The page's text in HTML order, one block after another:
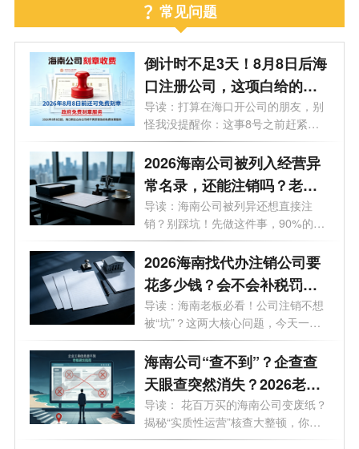
常见问题
倒计时不足3天！8月8日后海
口注册公司，这项白给的福
利永远没了
导读：打算在海口开公司的朋友，别
怪我没提醒你：这事8号之前赶紧
办！倒...
2026海南公司被列入经营异
常名录，还能注销吗？老板
必看的自救指南！
导读：海南公司被列异还想直接注
销？别踩坑！先做这件事，90%的老
板都不知...
2026海南找代办注销公司要
花多少钱？会不会补税罚
款？海南最新注销避坑指
南！
导读：海南老板必看！公司注销不想
被“坑”？这两大核心问题，今天一次
说...
海南公司“查不到”？企查查
天眼查突然消失？2026老板
必看的工商屏蔽避坑与解除
指南！
导读： 花百万买的海南公司变废纸？
揭秘“实质性运营”核查大整顿，你
的...